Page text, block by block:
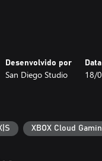
w „The Amateur
wśród których
of South Carolina,
podstawie występów w
rozgrywce są
Desenvolvido por
San Diego Studio 18/
XBOX Cloud